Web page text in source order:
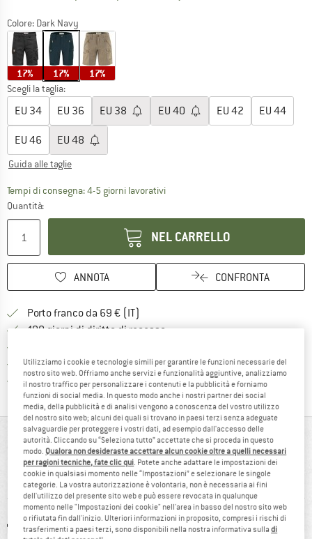
Colore: Dark Navy
17% 17% 17%
Scegli la taglia:
EU 34 EU 36 EU 38 EU 40 EU 42 EU 44
EU 46 EU 48
Guida alle taglie
Tempi di consegna: 4-5 giorni lavorativiIl link si apre in una casella
Quantità:
NEL CARRELLO
ANNOTA CONFRONTA
Porto franco da 69 € (IT)
100 giorni di diritto di recesso
Tutti gli articoli in magazzino
Tutela consumatori Trusted ShopsTrovi tutte le informazioni
IN BREVE
Pantaloncini da trekking con mix di materiali elastici e
rinforzi robusti
Utilizziamo i cookie e tecnologie simili per garantire le funzioni necessarie del
nostro sito web. Offriamo anche servizi e funzionalità aggiuntive, analizziamo
il nostro traffico per personalizzare i contenuti e la pubblicità e forniamo
funzioni di social media. In questo modo anche i nostri partner dei social
media, della pubblicità e di analisi vengono a conoscenza del vostro utilizzo
del nostro sito web; alcuni dei quali si trovano in paesi terzi senza adeguate
salvaguardie per proteggere i vostri dati, ad esempio dall'accesso delle
autorità. Cliccando su “Seleziona tutto” accettate che si proceda in questo
modo. Qualora non desideraste accettare alcun cookie oltre a quelli necessari
per ragioni tecniche, fate clic qui . Potete anche adattare le impostazioni dei
cookie in qualsiasi momento nelle “Impostazioni” e selezionare le singole
categorie. La vostra autorizzazione è volontaria, non è necessaria ai fini
dell'utilizzo del presente sito web e può essere revocata in qualunque
momento nelle "Impostazioni dei cookie" nell'area in basso del nostro sito web
o rifiutata fin dall'inizio. Ulteriori informazioni in proposito, compresi i rischi di
trasferimenti a paesi terzi, sono disponibili nella nostra informativa sulladi